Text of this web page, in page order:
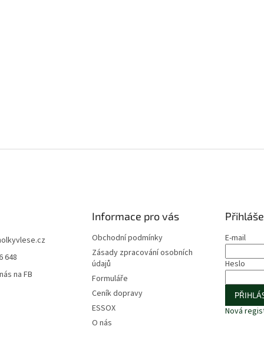
648
na FB
Informace pro vás
Obchodní podmínky
Zásady zpracování osobních
údajů
Formuláře
Ceník dopravy
ESSOX
O nás
E-mail
Heslo
Nová